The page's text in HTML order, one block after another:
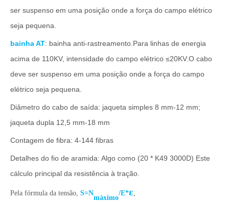
ser suspenso em uma posição onde a força do campo elétrico
seja pequena.
bainha AT: bainha anti-rastreamento.Para linhas de energia
acima de 110KV, intensidade do campo elétrico ≤20KV.O cabo
deve ser suspenso em uma posição onde a força do campo
elétrico seja pequena.
Diâmetro do cabo de saída: jaqueta simples 8 mm-12 mm;
jaqueta dupla 12,5 mm-18 mm
Contagem de fibra: 4-144 fibras
Detalhes do fio de aramida: Algo como (20 * K49 3000D) Este
cálculo principal da resistência à tração.
Pela fórmula da tensão, S=N
máximo
/E*ε,